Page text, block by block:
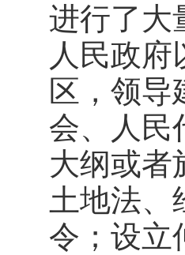
进行了大
人民政
区，领导
会、人民
大纲或者
土地法、
令；设立